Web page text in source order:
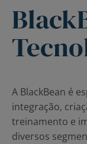
Riguardo a noi
Contattaci
A BlackBean é
integração,
treinamento e
diversos